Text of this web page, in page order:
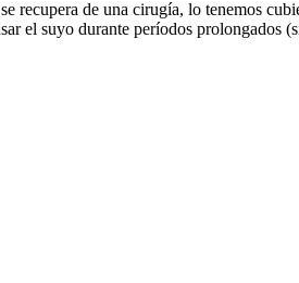
recupera de una cirugía, lo tenemos
el suyo durante períodos prolongados